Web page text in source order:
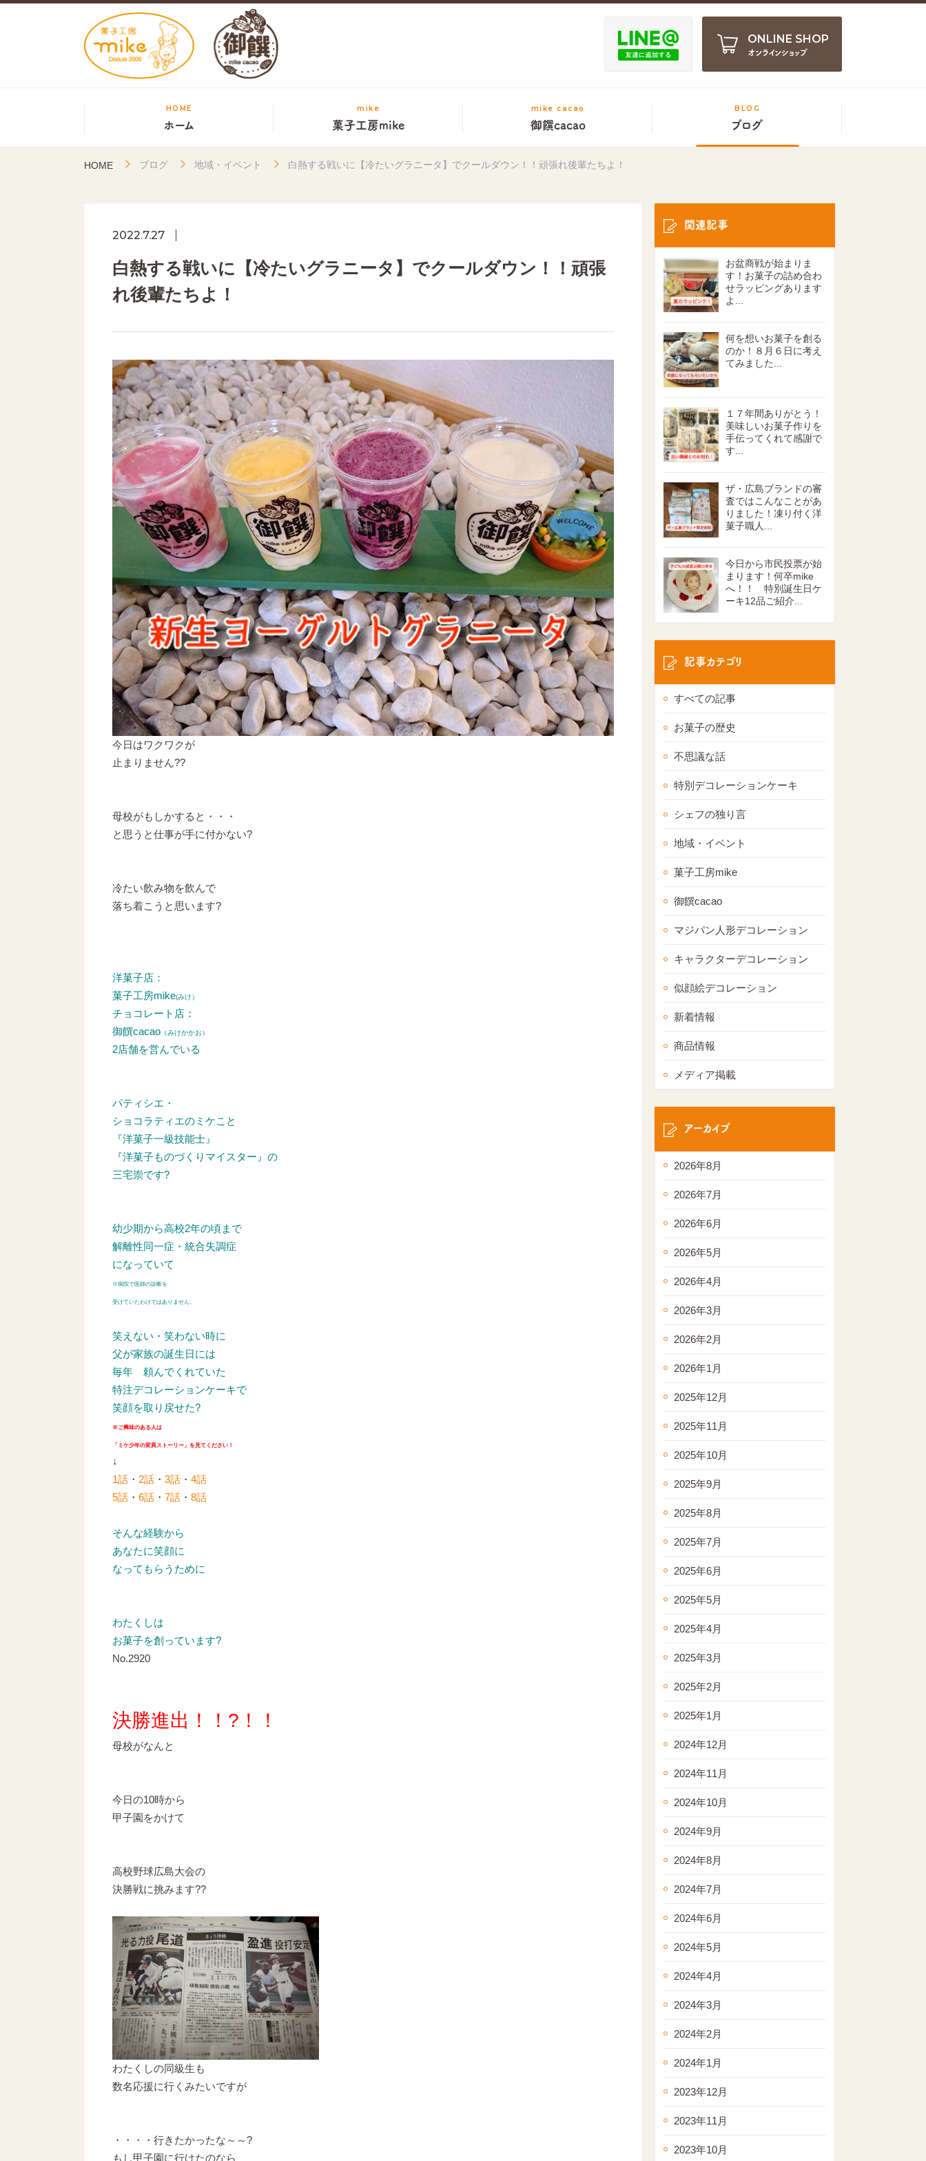
ONLINE SHOP
オンラインショップ
HOME
ホーム
mike
菓子工房mike
mike cacao
御饌cacao
BLOG
ブログ
HOME ブログ 地域・イベント 白熱する戦いに【冷たいグラニータ】でクールダウン！！頑張れ後輩たちよ！
2022.7.27
白熱する戦いに【冷たいグラニータ】でクールダウン！！頑張
れ後輩たちよ！
今日はワクワクが
止まりません??
母校がもしかすると・・・
と思うと仕事が手に付かない?
冷たい飲み物を飲んで
落ち着こうと思います?
洋菓子店：
菓子工房mike(みけ）
チョコレート店：
御饌cacao （みけかかお）
2店舗を営んでいる
パティシエ・
ショコラティエのミケこと
『洋菓子一級技能士』
『洋菓子ものづくりマイスター』の
三宅崇です?
幼少期から高校2年の頃まで
解離性同一症・統合失調症
になっていて
※病院で医師の診断を
受けていたわけではありません。
笑えない・笑わない時に
父が家族の誕生日には
毎年 頼んでくれていた
特注デコレーションケーキで
笑顔を取り戻せた?
※ご興味のある人は
「ミケ少年の変異ストーリー」を見てください！
↓
1話 ・ 2話 ・ 3話 ・ 4話
5話 ・ 6話 ・ 7話 ・ 8話
そんな経験から
あなたに笑顔に
なってもらうために
わたくしは
お菓子を創っています?
No.2920
決勝進出！！?！！
母校がなんと
今日の10時から
甲子園をかけて
高校野球広島大会の
決勝戦に挑みます??
わたくしの同級生も
数名応援に行くみたいですが
・・・・行きたかったな～～?
もし甲子園に行けたのなら
関連記事
お盆商戦が始まりま
す！お菓子の詰め合わ
せラッピングあります
よ...
何を想いお菓子を創る
のか！８月６日に考え
てみました...
１７年間ありがとう！
美味しいお菓子作りを
手伝ってくれて感謝で
す...
ザ・広島ブランドの審
査ではこんなことがあ
りました！凍り付く洋
菓子職人...
今日から市民投票が始
まります！何卒mike
へ！！ 特別誕生日ケ
ーキ12品ご紹介...
記事カテゴリ
すべての記事
お菓子の歴史
不思議な話
特別デコレーションケーキ
シェフの独り言
地域・イベント
菓子工房mike
御饌cacao
マジパン人形デコレーション
キャラクターデコレーション
似顔絵デコレーション
新着情報
商品情報
メディア掲載
アーカイブ
2026年8月
2026年7月
2026年6月
2026年5月
2026年4月
2026年3月
2026年2月
2026年1月
2025年12月
2025年11月
2025年10月
2025年9月
2025年8月
2025年7月
2025年6月
2025年5月
2025年4月
2025年3月
2025年2月
2025年1月
2024年12月
2024年11月
2024年10月
2024年9月
2024年8月
2024年7月
2024年6月
2024年5月
2024年4月
2024年3月
2024年2月
2024年1月
2023年12月
2023年11月
2023年10月